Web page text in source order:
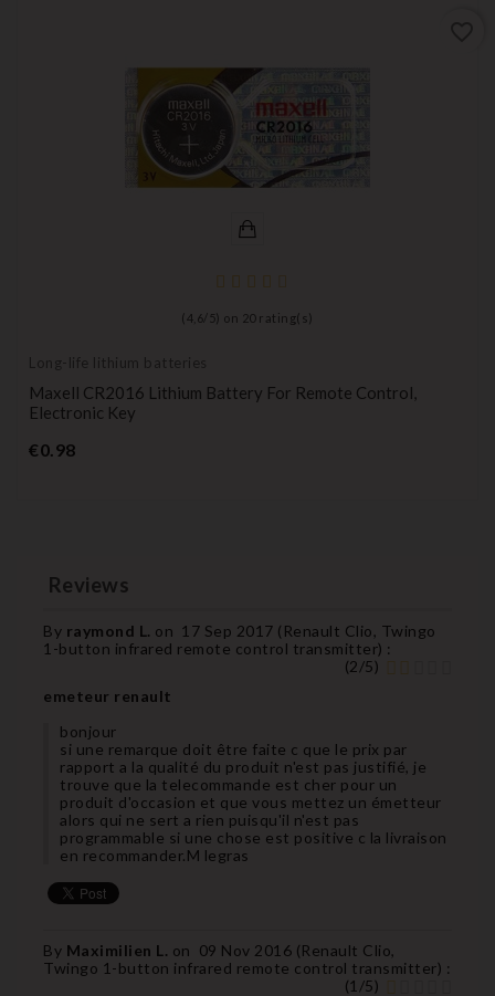
( 4,6/ 5) on 20rating(s)
Long-life lithium batteries
Maxell CR2016 Lithium Battery For Remote Control,
Electronic Key
€0.98Price
Reviews
By raymond L. on 17 Sep 2017 ( Renault Clio, Twingo
1-button infrared remote control transmitter) :
(2/5)
emeteur renault
bonjour
si une remarque doit être faite c que le prix par
rapport a la qualité du produit n'est pas justifié, je
trouve que la telecommande est cher pour un
produit d'occasion et que vous mettez un émetteur
alors qui ne sert a rien puisqu'il n'est pas
programmable si une chose est positive c la livraison
en recommander.M legras
By Maximilien L. on 09 Nov 2016 (Renault Clio,
Twingo 1-button infrared remote control transmitter) :
(1 /5)